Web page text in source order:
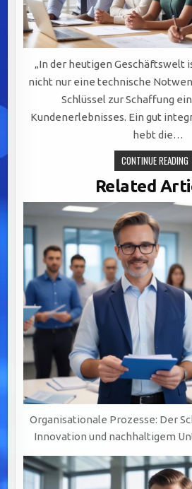
„In der heutigen Geschäftswelt
nicht nur eine technische
Schlüssel zur Schaffung
Kundenerlebnisses. Ein gut
hebt die…
CONTINUE READING
Related
Organisationale Prozesse: Der
Innovation und nachhaltigem